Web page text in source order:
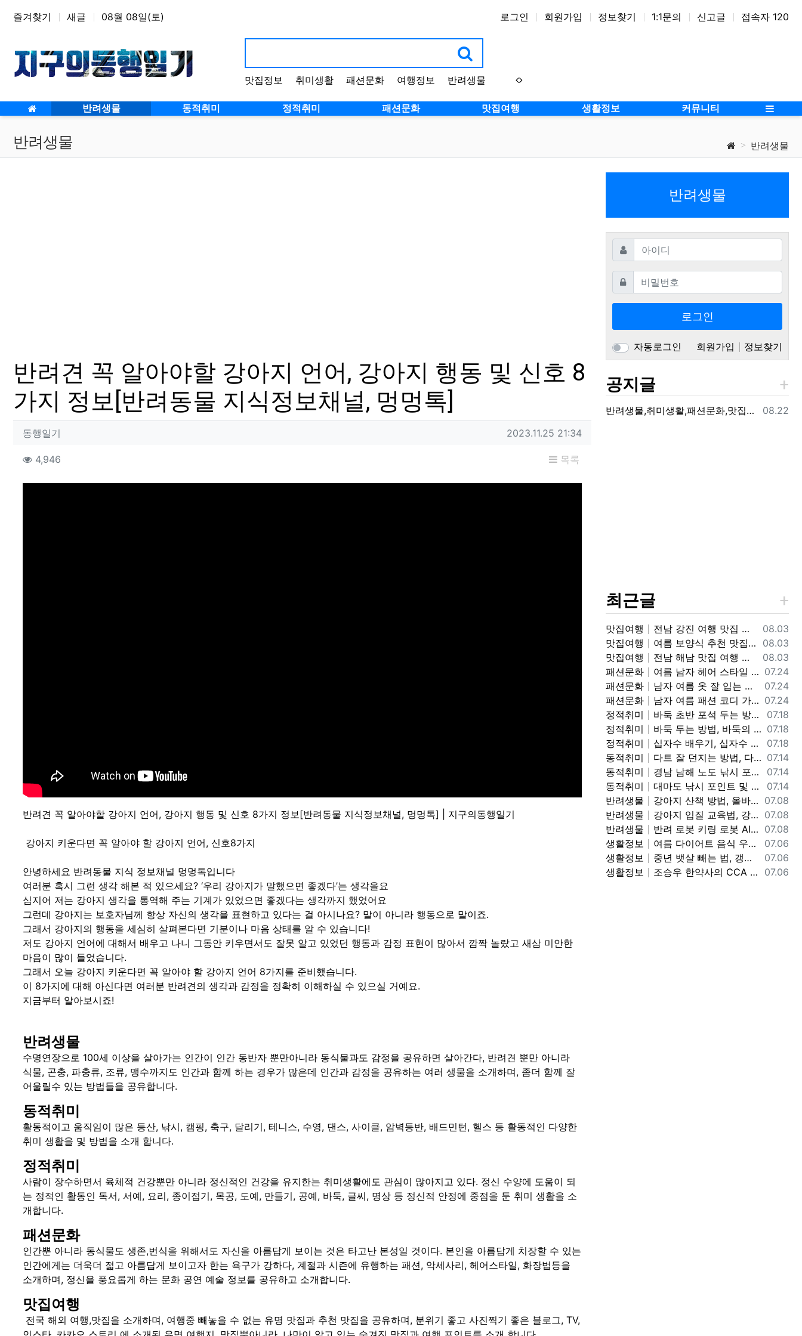
상단 네비
즐겨찾기 새글 08월 08일(토) 로그인 회원가입 정보찾기 1:1문의 신고글 접속자 120
맛집정보 취미생활 패션문화 여행정보 반려생물
반려생물 동적취미 정적취미 패션문화 맛집여행 생활정보 커뮤니티
반려생물 반려생물
반려견 꼭 알아야할 강아지 언어, 강아지 행동 및 신호 8
가지 정보[반려동물 지식정보채널, 멍멍톡]
작성자 정보
동행일기 작성일
2023.11.25 21:34
컨텐츠 정보
4,946 목록
반려견 꼭 알아야할 강아지 언어, 강아지 행동 및 신호 8가지 정보[반려동물 지식정보채널, 멍멍톡] | 지구의동행일기
강아지 키운다면 꼭 알아야 할 강아지 언어, 신호8가지
안녕하세요 반려동물 지식 정보채널 멍멍톡입니다
여러분 혹시 그런 생각 해본 적 있으세요? ‘우리 강아지가 말했으면 좋겠다’는 생각을요
심지어 저는 강아지 생각을 통역해 주는 기계가 있었으면 좋겠다는 생각까지 했었어요
그런데 강아지는 보호자님께 항상 자신의 생각을 표현하고 있다는 걸 아시나요? 말이 아니라 행동으로 말이죠.
그래서 강아지의 행동을 세심히 살펴본다면 기분이나 마음 상태를 알 수 있습니다!
저도 강아지 언어에 대해서 배우고 나니 그동안 키우면서도 잘못 알고 있었던 행동과 감정 표현이 많아서 깜짝 놀랐고 새삼 미안한
마음이 많이 들었습니다.
그래서 오늘 강아지 키운다면 꼭 알아야 할 강아지 언어 8가지를 준비했습니다.
이 8가지에 대해 아신다면 여러분 반려견의 생각과 감정을 정확히 이해하실 수 있으실 거예요.
지금부터 알아보시죠!
반려생물
수명연장으로 100세 이상을 살아가는 인간이 인간 동반자 뿐만아니라 동식물과도 감정을 공유하면 살아간다, 반려견 뿐만 아니라
식물, 곤충, 파충류, 조류, 맹수까지도 인간과 함께 하는 경우가 많은데 인간과 감정을 공유하는 여러 생물을 소개하며, 좀더 함께 잘
어울릴수 있는 방법들을 공유합니다.
동적취미
활동적이고 움직임이 많은 등산, 낚시, 캠핑, 축구, 달리기, 테니스, 수영, 댄스, 사이클, 암벽등반, 배드민턴, 헬스 등 활동적인 다양한
취미 생활을 및 방법을 소개 합니다.
정적취미
사람이 장수하면서 육체적 건강뿐만 아니라 정신적인 건강을 유지한는 취미생활에도 관심이 많아지고 있다. 정신 수양에 도움이 되
는 정적인 활동인 독서, 서예, 요리, 종이접기, 목공, 도예, 만들기, 공예, 바둑, 글씨, 명상 등 정신적 안정에 중점을 둔 취미 생활을 소
개합니다.
패션문화
인간뿐 아니라 동식물도 생존,번식을 위해서도 자신을 아름답게 보이는 것은 타고난 본성일 것이다. 본인을 아름답게 치장할 수 있는
인간에게는 더욱더 젋고 아름답게 보이고자 한는 욕구가 강하다, 계절과 시즌에 유행하는 패션, 악세사리, 헤어스타일, 화장법등을
소개하며, 정신을 풍요롭게 하는 문화 공연 예술 정보를 공유하고 소개합니다.
맛집여행
전국 해외 여행,맛집을 소개하며, 여행중 빼놓을 수 없는 유명 맛집과 추천 맛집을 공유하며, 분위기 좋고 사진찍기 좋은 블로그, TV,
반려생물
아이디 필수
비밀번호필수
로그인
자동로그인 회원가입 정보찾기
공지글
등록일
08.22
반려생물,취미생활,패션문화,맛집여행,생활정보를 제공하는 지구의동행일기 입니다.
최근글
등록일
08.03
맛집여행
전남 강진 여행 맛집 가볼만한 곳, 강진 흑염소 맛집 갈만한 곳 추천 정보
등록일
08.03
맛집여행
여름 보양식 추천 맛집, 인천 맛집 가볼만한 곳, 인천 민어회 맛집 "화선횟집" 갈만한곳 추천 정보
등록일
08.03
맛집여행
전남 해남 맛집 여행 가볼만한 곳, 해남읍(소고기, 애호박찌개, 돈까스), 산이면-내장탕, 땅끝-횟집, 우수영-소고기, 두륜산-닭코스요리, 대흥사-보리쌈밥, 고구마빵 맛집 갈만한곳 정보
등록일
07.24
패션문화
여름 남자 헤어 스타일 정보, 여름에 인기 있는 남자 헤어 컬러, 스타일 정보
등록일
07.24
패션문화
남자 여름 옷 잘 입는 방법, 여자들이 좋아 하는 남자 여름 패션 코디 정보, 남자 여름 코디 패션 스타일 정보
등록일
07.24
패션문화
남자 여름 패션 코디 가성비 좋은 패션 브랜드, 코디 정보, 남자 여름옷 예쁘고 멋지게 입는 코디 및 브랜드 가격 정보
등록일
07.18
정적취미
바둑 초반 포석 두는 방법, 바둑 포석 정석 행마, 사활, 끝내기, 맥, 공격, 방어 기본 기초 정보, 바둑 잘 두는 기초 정보
등록일
07.18
정적취미
바둑 두는 방법, 바둑의 기초 바둑 용어 및 집 규칙 정보, 바둑 배우는 방법 정보
등록일
07.18
정적취미
십자수 배우기, 십자수 기초 입문 디멘션 도안보는 방법 정보
등록일
07.14
동적취미
다트 잘 던지는 방법, 다트 그립, 자세, 스로잉 방법, 다트 기본 자세 및 던지는 방법 정보
등록일
07.14
동적취미
경남 남해 노도 낚시 포인트 및 조황 정보, 노도 낚시 포인트, 채비, 미끼 조과 정보
등록일
07.14
동적취미
대마도 낚시 포인트 및 조황 정보, 일본 대마도 낚시 가볼만한 곳 정보
등록일
07.08
반려생물
강아지 산책 방법, 올바른 핸들링 워킹 방법, 어린 강아지 산책 교육 방법 정보
등록일
07.08
반려생물
강아지 입질 교육법, 강아지 무는 버릇 고치는 방법, 깨무는 강아지 입질 멈추는 교육법 정보
등록일
07.08
반려생물
반려 로봇 키링 로봇 AI 로봇 정보, 반려 로봇 키링 로봇 사용법 기능 정보
등록일
07.06
생활정보
여름 다이어트 음식 우묵가사리 냉국 만드는 방법, 우묵가사리 냉국 레시피, 여름철 별미 맛있는 우묵가사리 냉국 만드는 법 정보
등록일
07.06
생활정보
중년 뱃살 빼는 법, 갱년기 중년 뱃살 복부 지방 빼는 방법, 중년 뱃살 빠지는 식단 정보
등록일
07.06
생활정보 조승우 한약사의 CCA 까 주스 레시피, CCA 까 주스 만드는 방법, 맛있고 몸에 좋은 까 주스 정보